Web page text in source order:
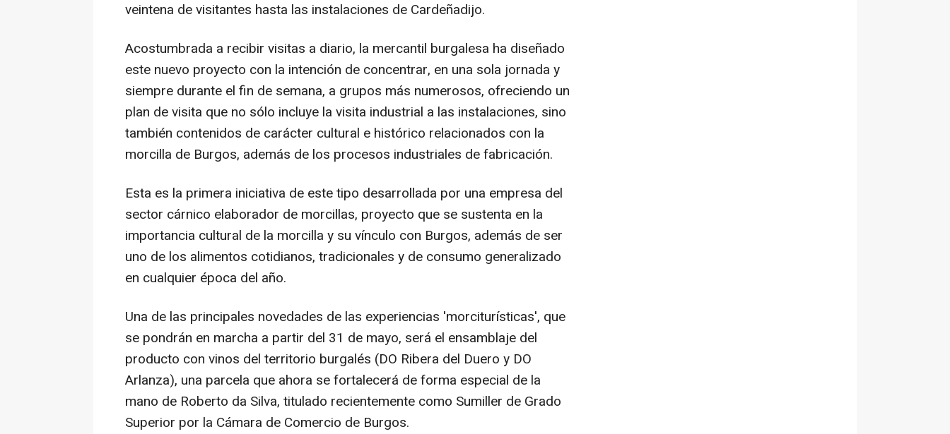
veintena de visitantes hasta las instalaciones de Cardeñadijo.
Acostumbrada a recibir visitas a diario, la mercantil burgalesa ha diseñado
este nuevo proyecto con la intención de concentrar, en una sola jornada y
siempre durante el fin de semana, a grupos más numerosos, ofreciendo un
plan de visita que no sólo incluye la visita industrial a las instalaciones, sino
también contenidos de carácter cultural e histórico relacionados con la
morcilla de Burgos, además de los procesos industriales de fabricación.
Esta es la primera iniciativa de este tipo desarrollada por una empresa del
sector cárnico elaborador de morcillas, proyecto que se sustenta en la
importancia cultural de la morcilla y su vínculo con Burgos, además de ser
uno de los alimentos cotidianos, tradicionales y de consumo generalizado
en cualquier época del año.
Una de las principales novedades de las experiencias 'morciturísticas', que
se pondrán en marcha a partir del 31 de mayo, será el ensamblaje del
producto con vinos del territorio burgalés (DO Ribera del Duero y DO
Arlanza), una parcela que ahora se fortalecerá de forma especial de la
mano de Roberto da Silva, titulado recientemente como Sumiller de Grado
Superior por la Cámara de Comercio de Burgos.